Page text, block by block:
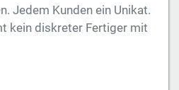
Jedem Kunden ein Unikat.
kein diskreter Fertiger mit